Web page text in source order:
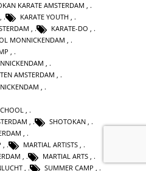
KARATE AMSTERDAM ,
, KARATE YOUTH ,
, KARATE-DO ,
MONNICKENDAM ,
,
,
AMSTERDAM ,
SHOTOKAN
MARTIAL ARTISTS
MARTIAL ARTS
SUMMER CAMP